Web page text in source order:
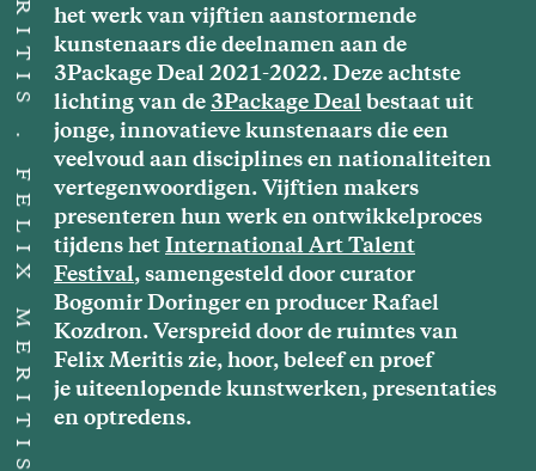
FELIX MERITIS
het werk van vijftien aanstormende
kunstenaars die deelnamen aan de
3Package Deal 2021-2022. Deze achtste
lichting van de 3Package Deal bestaat uit
jonge, innovatieve kunstenaars die een
veelvoud aan disciplines en nationaliteiten
vertegenwoordigen. Vijftien makers
presenteren hun werk en ontwikkelproces
tijdens het International Art Talent
Festival, samengesteld door curator
Bogomir Doringer en producer Rafael
Kozdron. Verspreid door de ruimtes van
Felix Meritis zie, hoor, beleef en proef
je uiteenlopende kunstwerken, presentaties
en optredens.